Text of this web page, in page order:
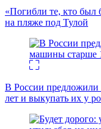
«Погибли те, кто был
на пляже под Тулой
В России
лет и выкупать их у